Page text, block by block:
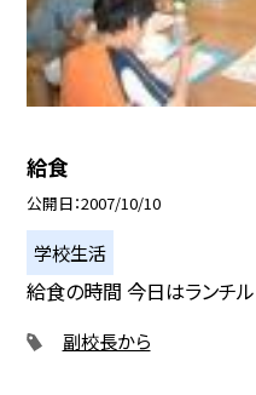
給食
公開日 2007/10/10
学校生活
給食の時間 今日はランチル
副校長から